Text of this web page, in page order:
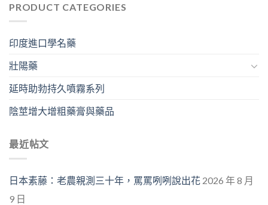
PRODUCT CATEGORIES
印度進口學名藥
壯陽藥
延時助勃持久噴霧系列
陰莖增大增粗藥膏與藥品
最近帖文
日本素藤：老農親測三十年，罵罵咧咧說出花 2026 年 8 月
9 日